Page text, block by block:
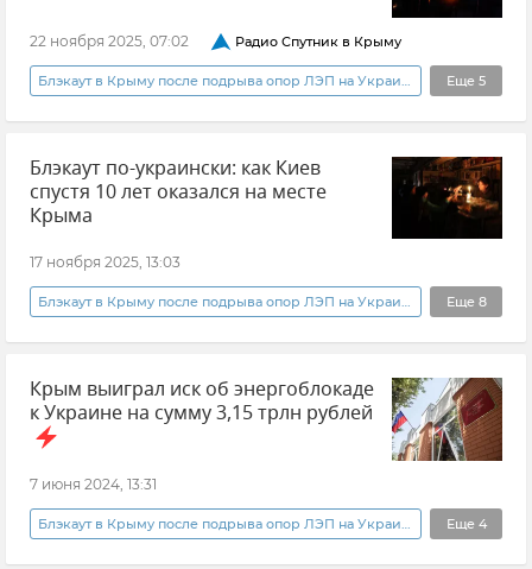
Крымский энергомост
Министерство топлива и энергетики РК
Украина
22 ноября 2025, 07:02 Радио Спутник в Крыму
Еще 5
Блэкаут Новости Мнения Крым
История
Блэкаут по-украински: как Киев
спустя 10 лет оказался на месте
Крыма
17 ноября 2025, 13:03
Еще 8
Блэкаут в Крыму после подрыва опор ЛЭП на Украине
Крым Новости Крыма
Михаил Шеремет Государственная Дума РФ
Блэкаут
Эксклюзивы РИА Новости Крым
Крым выиграл иск об энергоблокаде
к Украине на сумму 3,15 трлн рублей
7 июня 2024, 13:31
Еще 4